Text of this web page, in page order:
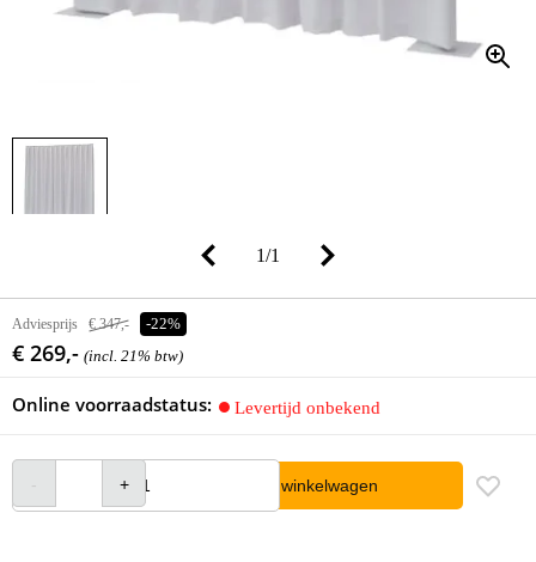
1/1
Adviesprijs € 347,- -22%
€ 269,- (incl. 21% btw)
Online voorraadstatus: Levertijd onbekend
In winkelwagen